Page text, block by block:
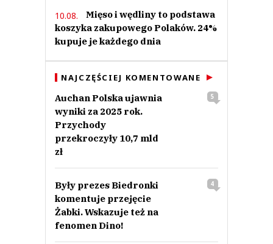
10.08.
Mięso i wędliny to podstawa
koszyka zakupowego Polaków. 24%
kupuje je każdego dnia
NAJCZĘŚCIEJ KOMENTOWANE
Auchan Polska ujawnia
wyniki za 2025 rok.
Przychody
przekroczyły 10,7 mld
zł
5
Były prezes Biedronki
komentuje przejęcie
Żabki. Wskazuje też na
fenomen Dino!
4